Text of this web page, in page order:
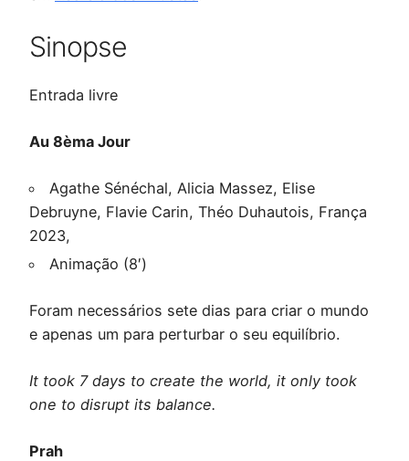
Sinopse
Entrada livre
Au 8èma Jour
Agathe Sénéchal, Alicia Massez, Elise
Debruyne, Flavie Carin, Théo Duhautois, França
2023,
Animação (8′)
Foram necessários sete dias para criar o mundo
e apenas um para perturbar o seu equilíbrio.
It took 7 days to create the world, it only took
one to disrupt its balance.
Prah